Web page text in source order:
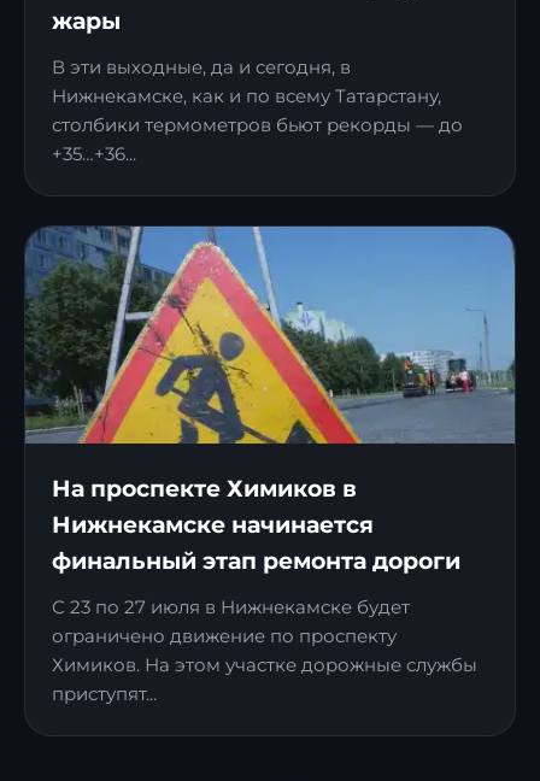
жары
В эти выходные, да и сегодня, в
Нижнекамске, как и по всему Татарстану,
столбики термометров бьют рекорды — до
+35…+36...
На проспекте Химиков в
Нижнекамске начинается
финальный этап ремонта дороги
С 23 по 27 июля в Нижнекамске будет
ограничено движение по проспекту
Химиков. На этом участке дорожные службы
приступят...